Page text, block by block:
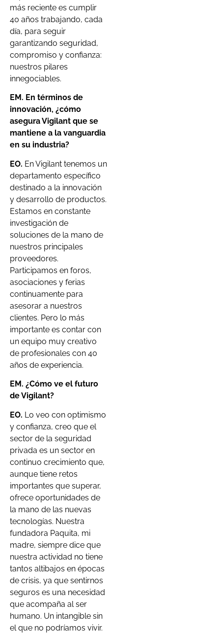
más reciente es cumplir
40 años trabajando, cada
día, para seguir
garantizando seguridad,
compromiso y confianza:
nuestros pilares
innegociables.
EM. En términos de
innovación, ¿cómo
asegura Vigilant que se
mantiene a la vanguardia
en su industria?
EO. En Vigilant tenemos un
departamento específico
destinado a la innovación
y desarrollo de productos.
Estamos en constante
investigación de
soluciones de la mano de
nuestros principales
proveedores.
Participamos en foros,
asociaciones y ferias
continuamente para
asesorar a nuestros
clientes. Pero lo más
importante es contar con
un equipo muy creativo
de profesionales con 40
años de experiencia.
EM. ¿Cómo ve el futuro
de Vigilant?
EO. Lo veo con optimismo
y confianza, creo que el
sector de la seguridad
privada es un sector en
continuo crecimiento que,
aunque tiene retos
importantes que superar,
ofrece oportunidades de
la mano de las nuevas
tecnologías. Nuestra
fundadora Paquita, mi
madre, siempre dice que
nuestra actividad no tiene
tantos altibajos en épocas
de crisis, ya que sentirnos
seguros es una necesidad
que acompaña al ser
humano. Un intangible sin
el que no podríamos vivir.